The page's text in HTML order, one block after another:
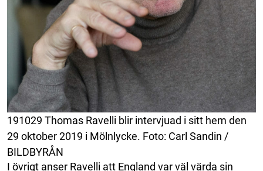
191029 Thomas Ravelli blir intervjuad i sitt hem den
29 oktober 2019 i Mölnlycke. Foto: Carl Sandin /
BILDBYRÅN
I övrigt anser Ravelli att England var väl värda sin